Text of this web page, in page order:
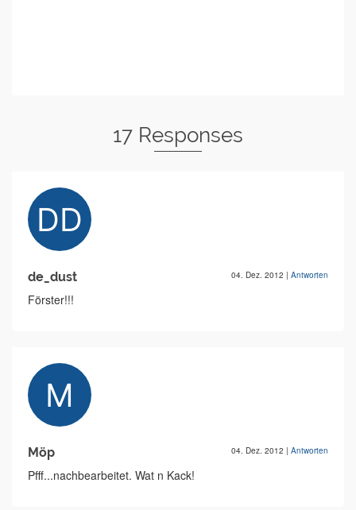
17 Responses
de_dust 04. Dez. 2012 | Antworten
Förster!!!
Möp 04. Dez. 2012 | Antworten
Pfff...nachbearbeitet. Wat n Kack!